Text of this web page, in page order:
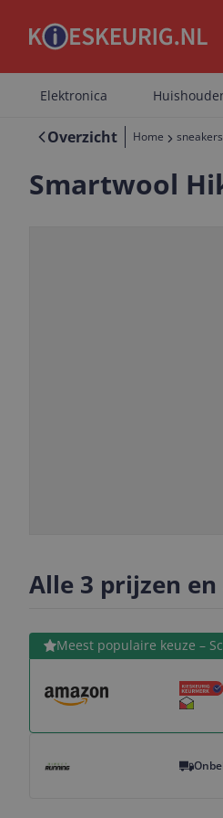
Elektronica
Overzicht Home
Smartwool
Alle 3 prijzen
Meest populaire keuze –
Bekijk product